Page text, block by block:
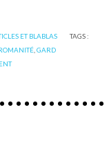
ET BLABLAS
TAGS :
,GARD